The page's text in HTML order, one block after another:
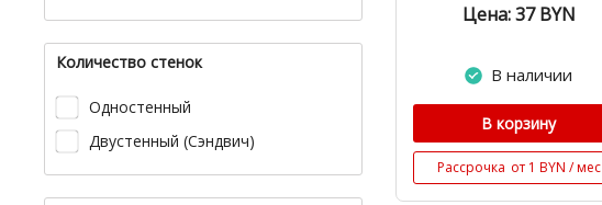
Количество стенок
Одностенный
Двустенный (Сэндвич)
Цена: 37 BYN
В наличии
В корзину
Рассрочка от 1 BYN / мес